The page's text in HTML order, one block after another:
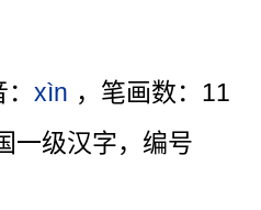
：xìn ，笔画数：11
一级汉字，编号